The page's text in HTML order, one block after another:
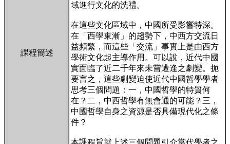
課程簡述
域進行文化的洗禮。
在這些文化區域中，中國所受影響特深。
在「西學東漸」的趨勢下，中西方交流日
益頻繁，而這些「交流」事實上是由西方
學術文化起主導作用。可以說，近代中國
實面臨了近二千年來未嘗遭逢之劇變。扼
要言之，這些劇變迫使近代中國哲學學者
思考三個問題：一，中國哲學的特質何
在？二，中西哲學有無會通的可能？三，
中國哲學自身之資源是否具備現代化之條
件？
本課程旨就上述三個問題引介當代學者之